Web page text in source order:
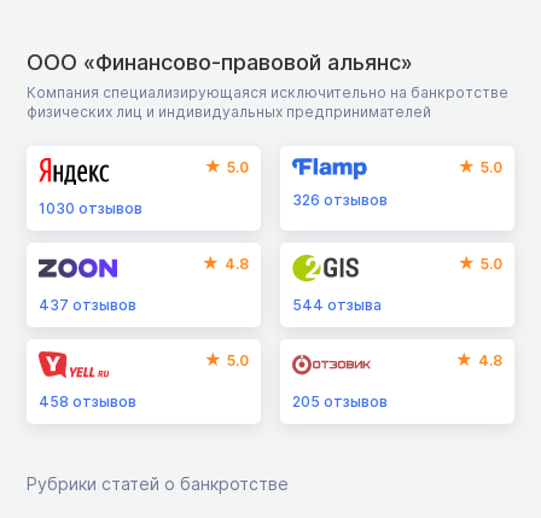
ООО «Финансово-правовой альянс»
Компания специализирующаяся исключительно на банкротстве
физических лиц и индивидуальных предпринимателей
5.0
1030 отзывов
5.0
326отзывов
4.8
437 отзывов
5.0
544отзыва
5.0
458 отзывов
4.8
205отзывов
Рубрики статей о банкротстве